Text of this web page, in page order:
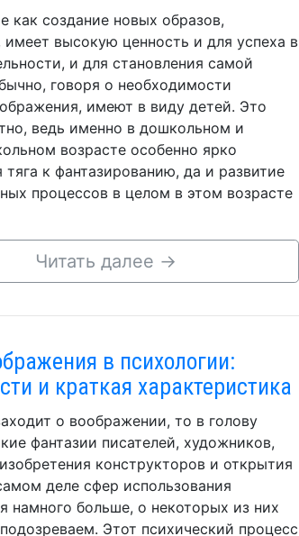
как создание новых образов,
имеет высокую ценность и для успеха в
и для становления самой
говоря о необходимости
имеют в виду детей. Это
ведь именно в дошкольном и
возрасте особенно ярко
тяга к фантазированию, да и развитие
процессов в целом в этом возрасте
Читать далее →
в психологии:
и краткая характеристика
о воображении, то в голову
фантазии писателей, художников,
конструкторов и открытия
деле сфер использования
намного больше, о некоторых из них
Этот психический процесс